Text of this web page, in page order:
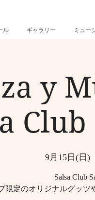
ル ギャラリー ミュー
y
9月15日(日)
Salsa Club
限定のオリジナルグッツ